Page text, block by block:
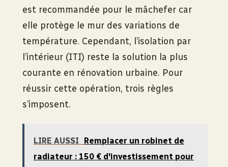
est recommandée pour le mâchefer car
elle protège le mur des variations de
température. Cependant, l’isolation par
l’intérieur (ITI) reste la solution la plus
courante en rénovation urbaine. Pour
réussir cette opération, trois règles
s’imposent.
LIRE AUSSI
Remplacer un robinet de
radiateur : 150 € d'investissement pour